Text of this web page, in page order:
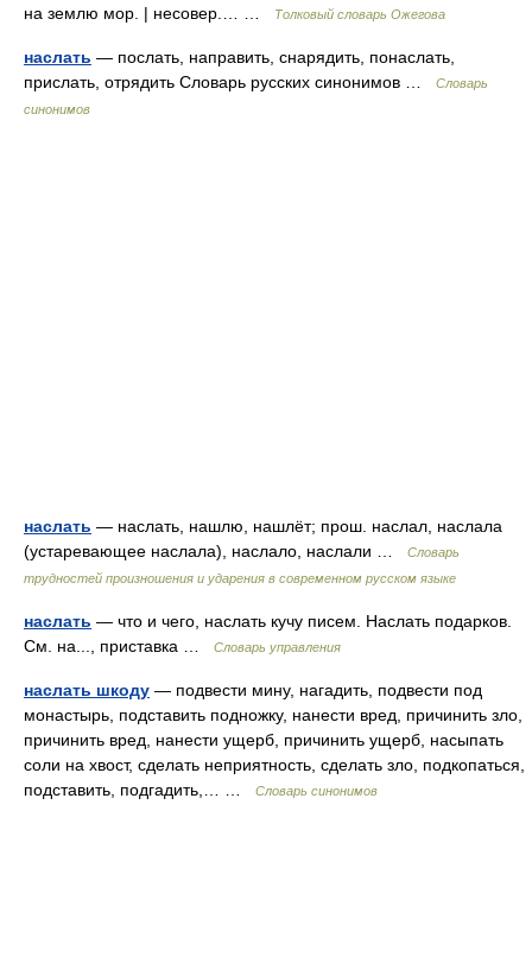
на землю мор. | несовер.… …
Толковый словарь Ожегова
наслать — послать, направить, снарядить, понаслать,
прислать, отрядить Словарь русских синонимов …
Словарь
синонимов
наслать — наслать, нашлю, нашлёт; прош. наслал, наслала
(устаревающее наслала), наслало, наслали …
Словарь
трудностей произношения и ударения в современном русском языке
наслать — что и чего, наслать кучу писем. Наслать подарков.
См. на..., приставка …
Словарь управления
наслать шкоду — подвести мину, нагадить, подвести под
монастырь, подставить подножку, нанести вред, причинить зло,
причинить вред, нанести ущерб, причинить ущерб, насыпать
соли на хвост, сделать неприятность, сделать зло, подкопаться,
подставить, подгадить,… …
Словарь синонимов